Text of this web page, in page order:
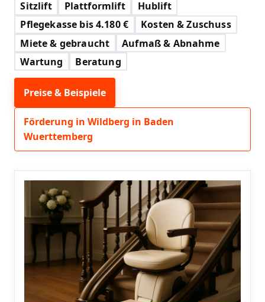
Sitzlift Plattformlift
Hublift
Pflegekasse bis 4.180 €
Kosten & Zuschuss
Miete & gebraucht
Aufmaß & Abnahme
Wartung
Beratung
Preise & Beispiele
Förderung in Wildberg in Baden
Wuerttemberg